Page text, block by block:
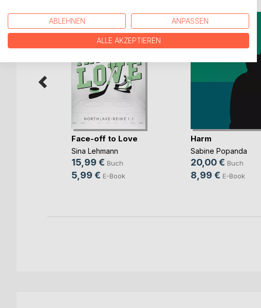
Face-off to Love
Sina Lehmann
15,99 € Buch
5,99 € E-Book
Harm
Sabine Popanda
20,00 € Buch
8,99 € E-Book
ABLEHNEN ANPASSEN
ALLE AKZEPTIEREN